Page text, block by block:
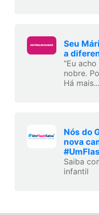
Seu
a
“Eu
nobre.
Há mais...
Nós do
nova
Saiba
infantil